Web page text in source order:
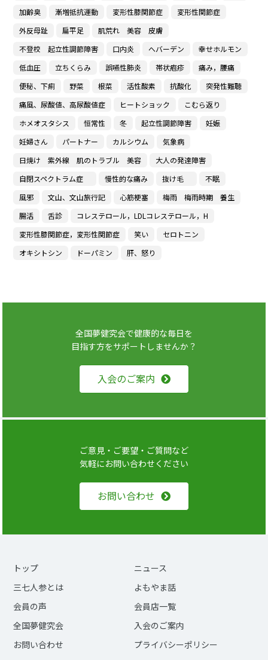
加齢臭
漸増抵抗運動 変形性膝関節症
変形性関節症
外反母趾
扁平足
肌荒れ 美容 皮膚
不登校 起立性調節障害
口内炎 へバーデン
幸せホルモン
低血圧
立ちくらみ 誤嚥性肺炎 帯状疱疹
痛み，腰痛
便秘、下痢
野菜 根菜 活性酸素 抗酸化
突発性難聴
痛風、尿酸値、高尿酸値症
ヒートショック
こむら返り
ホメオスタシス
恒常性 冬 起立性調節障害
妊娠
妊婦さん
パートナー カルシウム
気象病
日焼け 紫外線 肌のトラブル 美容
大人の発達障害
自閉スペクトラム症
慢性的な痛み 抜け毛
不眠
風邪
文山、文山旅行記 心筋梗塞
梅雨 梅雨時期 養生
腸活
舌診
コレステロール，LDLコレステロール，H
変形性膝関節症，変形性関節症
笑い
セロトニン
オキシトシン
ドーパミン 肝、怒り
全国夢健究会で健康的な毎日を
目指す方をサポートしませんか？
入会のご案内
ご意見・ご要望・ご質問など
気軽にお問い合わせください
お問い合わせ
トップ
ニュース
三七人参とは
よもやま話
会員の声
会員店一覧
全国夢健究会
入会のご案内
お問い合わせ
プライバシーポリシー